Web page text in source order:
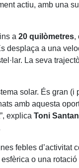
actiu, amb una
a 20 quilòmetres,
desplaça a una
La seva
solar. És gran (i
amb aquesta
explica Toni
febles d’activitat
o una rotació